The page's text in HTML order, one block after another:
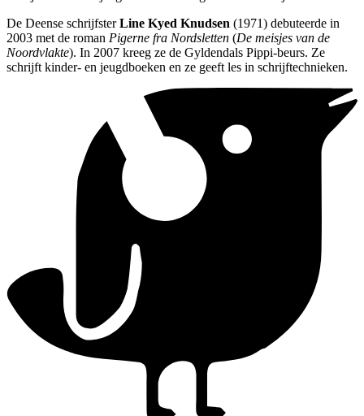
De Deense schrijfsterLine Kyed Knudsen (1971) debuteerde in
2003 met de roman Pigerne fra Nordsletten (De meisjes van de
Noordvlakte). In 2007 kreeg ze de Gyldendals Pippi-beurs. Ze
schrijft kinder- en jeugdboeken en ze geeft les in schrijftechnieken.